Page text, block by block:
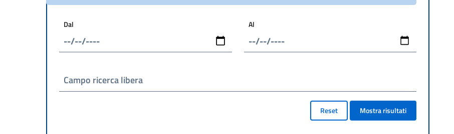
Dal Al
Campo ricerca libera
Reset Mostra risultati